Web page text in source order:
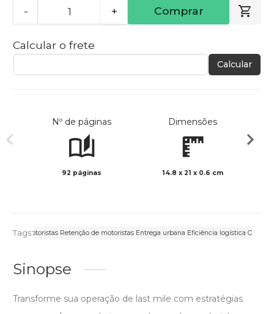
- + Comprar
Calcular o frete
Calcular
Nº de páginas
92 páginas
Dimensões
14.8 x 21 x 0.6 cm
Tags:
de motoristas Retenção de motoristas Entrega urbana Eficiência logística
Sinopse
Transforme sua operação de last mile com estratégias